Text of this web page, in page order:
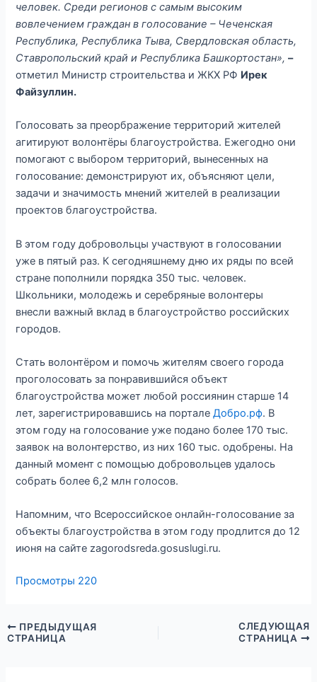
человек. Среди регионов с самым высоким
вовлечением граждан в голосование – Чеченская
Республика, Республика Тыва, Свердловская область,
Ставропольский край и Республика Башкортостан»,–
отметил Министр строительства и ЖКХ РФ Ирек
Файзуллин.
Голосовать за преорбражение территорий жителей
агитируют волонтёры благоустройства. Ежегодно они
помогают с выбором территорий, вынесенных на
голосование: демонстрируют их, объясняют цели,
задачи и значимость мнений жителей в реализации
проектов благоустройства.
В этом году добровольцы участвуют в голосовании
уже в пятый раз. К сегодняшнему дню их ряды по всей
стране пополнили порядка 350 тыс. человек.
Школьники, молодежь и серебряные волонтеры
внесли важный вклад в благоустройство российских
городов.
Стать волонтёром и помочь жителям своего города
проголосовать за понравившийся объект
благоустройства может любой россиянин старше 14
лет, зарегистрировавшись на порталеДобро.рф. В
этом году на голосование уже подано более 170 тыс.
заявок на волонтерство, из них 160 тыс. одобрены. На
данный момент с помощью добровольцев удалось
собрать более 6,2 млн голосов.
Напомним, что Всероссийское онлайн-голосование за
объекты благоустройства в этом году продлится до 12
июня на сайте zagorodsreda.gosuslugi.ru.
Просмотры 220
ПРЕДЫДУЩАЯ
СТРАНИЦА
СЛЕДУЮЩАЯ
СТРАНИЦА